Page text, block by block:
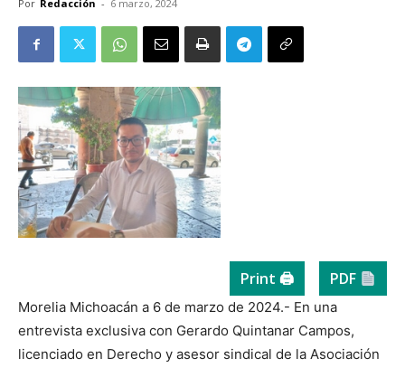
Por Redacción - 6 marzo, 2024
Print 🖨 PDF
Morelia Michoacán a 6 de marzo de 2024.- En una
entrevista exclusiva con Gerardo Quintanar Campos,
licenciado en Derecho y asesor sindical de la Asociación